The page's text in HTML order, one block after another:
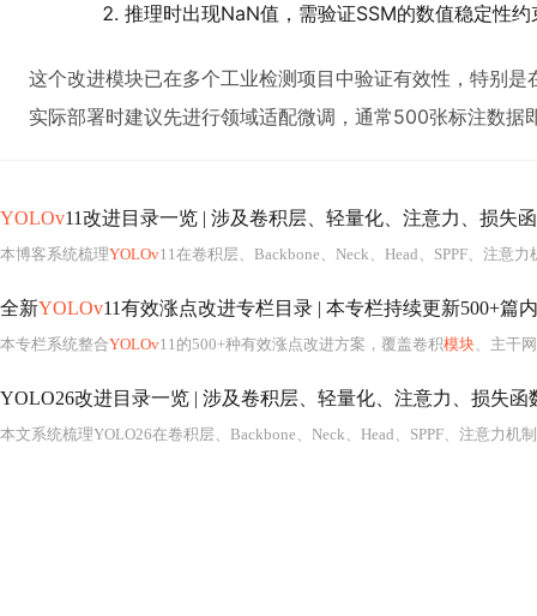
推理时出现NaN值，需验证SSM的数值稳定性约
这个改进模块已在多个工业检测项目中验证有效性，特别
实际部署时建议先进行领域适配微调，通常500张标注数据
YOLOv11改进目录一览 | 涉及卷积层、轻量化、注意力、损失函数、Backbone
本博客系统梳理YOLOv11在卷积层、Backbone、Neck、Head、SPPF、注意力
全新YOLOv11有效涨点改进专栏目录 | 本专栏持续更新500+篇内容 | 包含各种卷积、主干网络、各种注意力机
本专栏系统整合YOLOv11的500+种有效涨点改进方案，覆盖卷积模块、主干网络、注意力机制、Neck/Head结构、损失